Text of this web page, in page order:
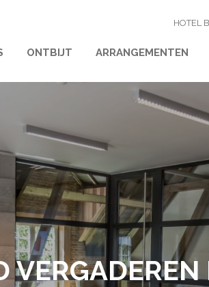
HOTEL B
ONTBIJT ARRANGEMENTEN